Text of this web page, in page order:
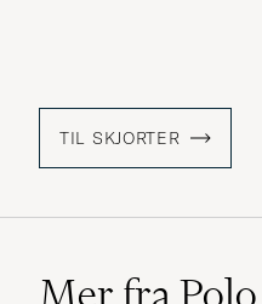
TIL SKJORTER